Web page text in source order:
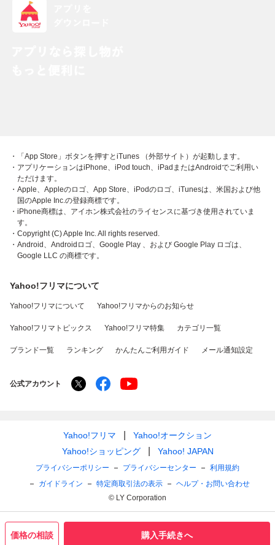
価格の相談 購入手続きへ
・「App Store」ボタンを押すとiTunes （外部サイト）が起動します。
・アプリケーションはiPhone、iPod touch、iPadまたはAndroidでご利用い
ただけます。
・Apple、Appleのロゴ、App Store、iPodのロゴ、iTunesは、米国および他
国のApple Inc.の登録商標です。
・iPhone商標は、アイホン株式会社のライセンスに基づき使用されていま
す。
・Copyright (C) Apple Inc. All rights reserved.
・Android、Androidロゴ、Google Play 、および Google Play ロゴは、
Google LLC の商標です。
Yahoo!フリマについて
Yahoo!フリマについて Yahoo!フリマからのお知らせ
Yahoo!フリマトピックス Yahoo!フリマ特集 カテゴリ一覧
ブランド一覧 ランキング かんたんご利用ガイド メール通知設定
公式アカウント
Yahoo!フリマ
Yahoo!オークション
Yahoo!ショッピング
Yahoo! JAPAN
プライバシーポリシー プライバシーセンター
利用規約
ガイドライン
特定商取引法の表示
ヘルプ・お問い合わせ
© LY Corporation